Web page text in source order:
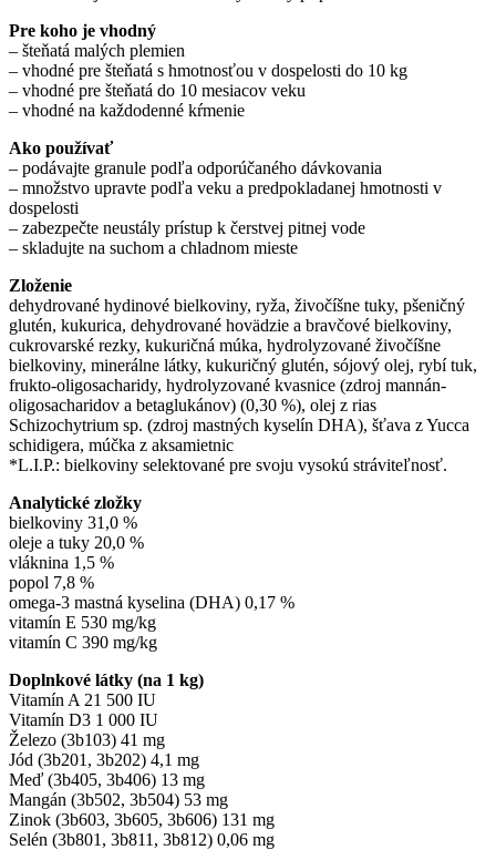
Pre koho je vhodný
– šteňatá malých plemien
– vhodné pre šteňatá s hmotnosťou v dospelosti do 10 kg
– vhodné pre šteňatá do 10 mesiacov veku
– vhodné na každodenné kŕmenie
Ako používať
– podávajte granule podľa odporúčaného dávkovania
– množstvo upravte podľa veku a predpokladanej hmotnosti v
dospelosti
– zabezpečte neustály prístup k čerstvej pitnej vode
– skladujte na suchom a chladnom mieste
Zloženie
dehydrované hydinové bielkoviny, ryža, živočíšne tuky, pšeničný
glutén, kukurica, dehydrované hovädzie a bravčové bielkoviny,
cukrovarské rezky, kukuričná múka, hydrolyzované živočíšne
bielkoviny, minerálne látky, kukuričný glutén, sójový olej, rybí tuk,
frukto-oligosacharidy, hydrolyzované kvasnice (zdroj mannán-
oligosacharidov a betaglukánov) (0,30 %), olej z rias
Schizochytrium sp. (zdroj mastných kyselín DHA), šťava z Yucca
schidigera, múčka z aksamietnic
*L.I.P.: bielkoviny selektované pre svoju vysokú stráviteľnosť.
Analytické zložky
bielkoviny 31,0 %
oleje a tuky 20,0 %
vláknina 1,5 %
popol 7,8 %
omega-3 mastná kyselina (DHA) 0,17 %
vitamín E 530 mg/kg
vitamín C 390 mg/kg
Doplnkové látky (na 1 kg)
Vitamín A 21 500 IU
Vitamín D3 1 000 IU
Železo (3b103) 41 mg
Jód (3b201, 3b202) 4,1 mg
Meď (3b405, 3b406) 13 mg
Mangán (3b502, 3b504) 53 mg
Zinok (3b603, 3b605, 3b606) 131 mg
Selén (3b801, 3b811, 3b812) 0,06 mg